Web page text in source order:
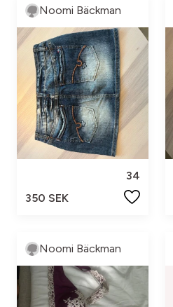
Noomi Bäckman
34
350 SEK
Noomi Bäckman